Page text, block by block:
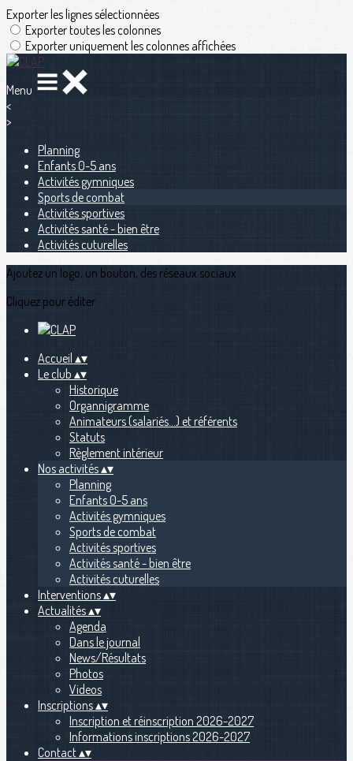
Exporter les lignes sélectionnées
Exporter toutes les colonnes
Exporter uniquement les colonnes affichées
Menu
<
>
Planning
Enfants 0-5 ans
Activités gymniques
Sports de combat
Activités sportives
Activités santé - bien être
Activités cuturelles
Ajoutez un logo, un bouton, des réseaux sociaux
Cliquez pour éditer
Accueil ▴▾
Le club ▴▾
Historique
Organnigramme
Animateurs (salariés...) et référents
Statuts
Règlement intérieur
Nos activités▴▾
Planning
Enfants 0-5 ans
Activités gymniques
Sports de combat
Activités sportives
Activités santé - bien être
Activités cuturelles
Interventions▴▾
Actualités▴▾
Agenda
Dans le journal
News/Résultats
Photos
Videos
Inscriptions▴▾
Inscription et réinscription 2026-2027
Informations inscriptions 2026-2027
Contact▴▾